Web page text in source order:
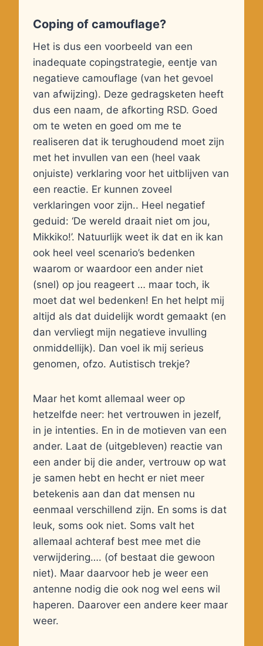
Coping of camouflage?
Het is dus een voorbeeld van een
inadequate copingstrategie, eentje van
negatieve camouflage (van het gevoel
van afwijzing). Deze gedragsketen heeft
dus een naam, de afkorting RSD. Goed
om te weten en goed om me te
realiseren dat ik terughoudend moet zijn
met het invullen van een (heel vaak
onjuiste) verklaring voor het uitblijven van
een reactie. Er kunnen zoveel
verklaringen voor zijn.. Heel negatief
geduid: ‘De wereld draait niet om jou,
Mikkiko!’. Natuurlijk weet ik dat en ik kan
ook heel veel scenario’s bedenken
waarom or waardoor een ander niet
(snel) op jou reageert … maar toch, ik
moet dat wel bedenken! En het helpt mij
altijd als dat duidelijk wordt gemaakt (en
dan vervliegt mijn negatieve invulling
onmiddellijk). Dan voel ik mij serieus
genomen, ofzo. Autistisch trekje?
Maar het komt allemaal weer op
hetzelfde neer: het vertrouwen in jezelf,
in je intenties. En in de motieven van een
ander. Laat de (uitgebleven) reactie van
een ander bij die ander, vertrouw op wat
je samen hebt en hecht er niet meer
betekenis aan dan dat mensen nu
eenmaal verschillend zijn. En soms is dat
leuk, soms ook niet. Soms valt het
allemaal achteraf best mee met die
verwijdering…. (of bestaat die gewoon
niet). Maar daarvoor heb je weer een
antenne nodig die ook nog wel eens wil
haperen. Daarover een andere keer maar
weer.